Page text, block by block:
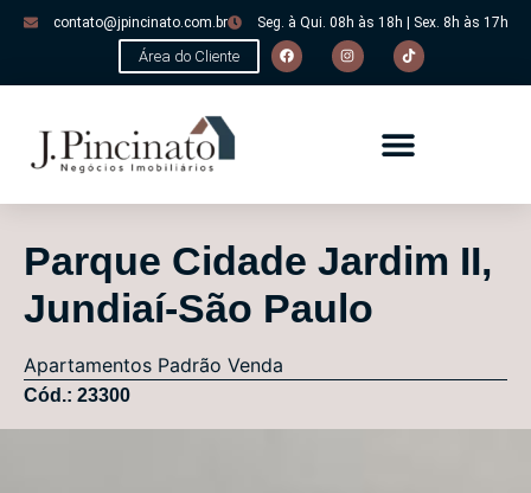
contato@jpincinato.com.br Seg. à Qui. 08h às 18h | Sex. 8h às 17h
Área do Cliente
Parque Cidade Jardim II,
Jundiaí-São Paulo
Apartamentos Padrão Venda
Cód.: 23300